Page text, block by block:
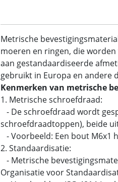
Metrische
moeren en ringen, die
aan gestandaardiseerde
gebruikt in Europa en andere
Kenmerken van metrische
1. Metrische schroefdraad:
- De schroefdraad wordt
schroefdraadtoppen), beide
- Voorbeeld: Een bout M6x1
2. Standaardisatie:
- Metrische
Organisatie voor